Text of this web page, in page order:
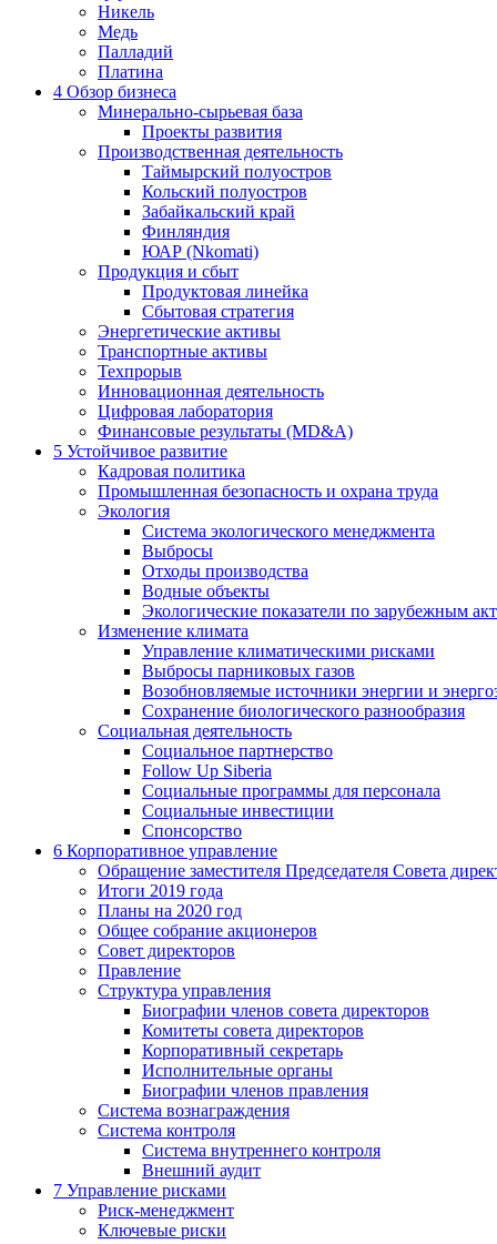
Никель
Медь
Палладий
Платина
4 Обзор бизнеса
Минерально-сырьевая база
Проекты развития
Производственная деятельность
Таймырский полуостров
Кольский полуостров
Забайкальский край
Финляндия
ЮАР (Nkomati)
Продукция и сбыт
Продуктовая линейка
Сбытовая стратегия
Энергетические активы
Транспортные активы
Техпрорыв
Инновационная деятельность
Цифровая лаборатория
Финансовые результаты (MD&A)
5 Устойчивое развитие
Кадровая политика
Промышленная безопасность и охрана труда
Экология
Система экологического менеджмента
Выбросы
Отходы производства
Водные объекты
Экологические показатели по зарубежным
Изменение климата
Управление климатическими рисками
Выбросы парниковых газов
Возобновляемые источники энергии и
Сохранение биологического разнообразия
Социальная деятельность
Социальное партнерство
Follow Up Siberia
Социальные программы для персонала
Социальные инвестиции
Спонсорство
6 Корпоративное управление
Обращение заместителя Председателя Совета
Итоги 2019 года
Планы на 2020 год
Общее собрание акционеров
Совет директоров
Правление
Структура управления
Биографии членов совета директоров
Комитеты совета директоров
Корпоративный секретарь
Исполнительные органы
Биографии членов правления
Система вознаграждения
Система контроля
Система внутреннего контроля
Внешний аудит
7 Управление рисками
Риск-менеджмент
Ключевые риски